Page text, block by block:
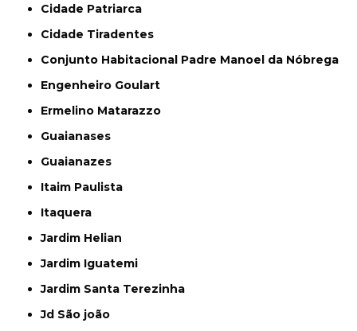
Cidade Patriarca
Cidade Tiradentes
Conjunto Habitacional Padre Manoel da Nóbrega
Engenheiro Goulart
Ermelino Matarazzo
Guaianases
Guaianazes
Itaim Paulista
Itaquera
Jardim Helian
Jardim Iguatemi
Jardim Santa Terezinha
Jd São joão